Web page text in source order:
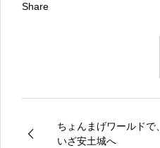
Share
ちょんまげワールドで
いざ安土城へ